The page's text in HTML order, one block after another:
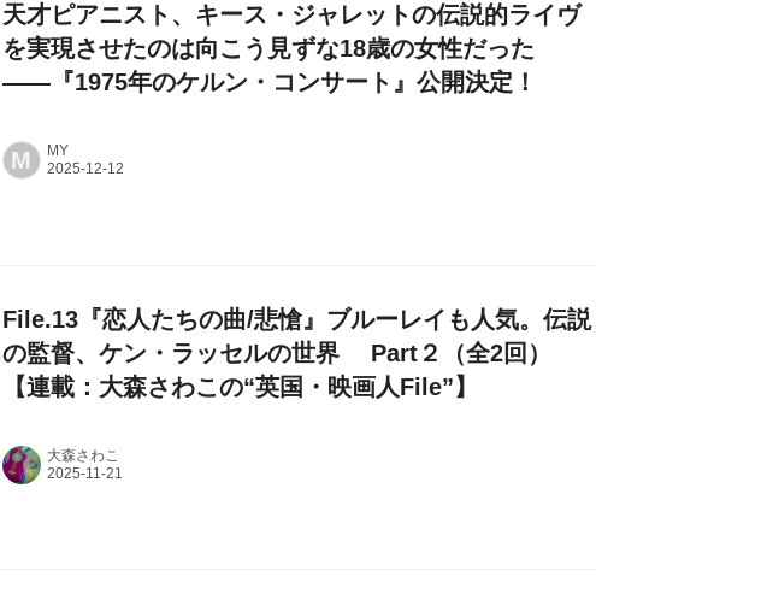
天才ピアニスト、キース・ジャレットの伝説的ライヴ
を実現させたのは向こう見ずな18歳の女性だった
――『1975年のケルン・コンサート』公開決定！
M MY
File.13『恋人たちの曲/悲愴』ブルーレイも人気。伝説
の監督、ケン・ラッセルの世界 Part２（全2回）
【連載：大森さわこの“英国・映画人File”】
大森さわこ